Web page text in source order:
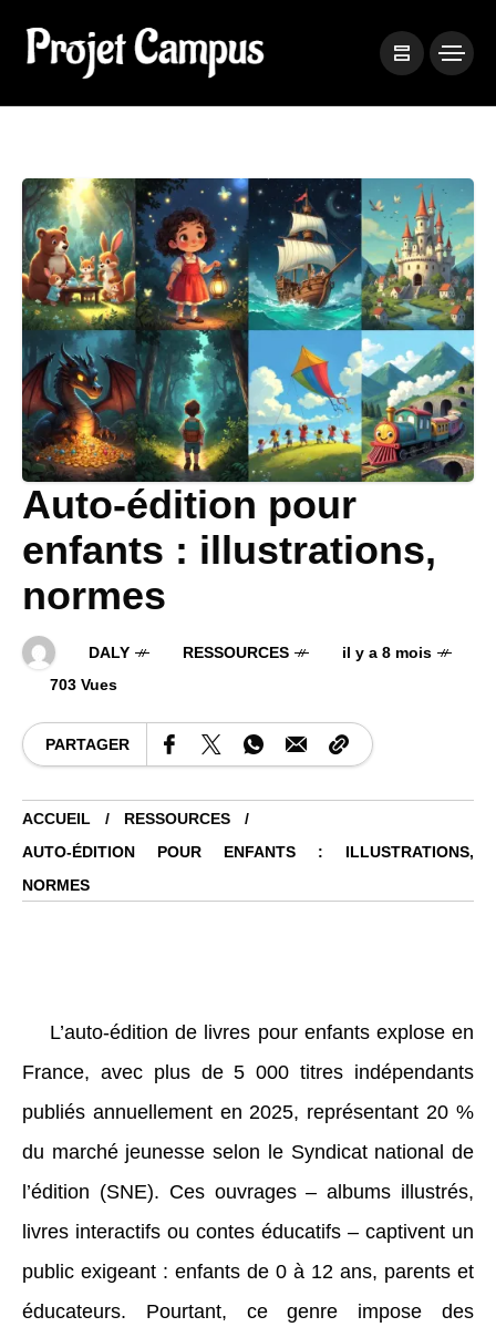
Auto-édition pour
enfants : illustrations,
normes
DALY RESSOURCES
il y a 8 mois
703 Vues
PARTAGER
ACCUEIL
RESSOURCES
AUTO-ÉDITION POUR ENFANTS : ILLUSTRATIONS,
NORMES
L’auto-édition de livres pour enfants explose en
France, avec plus de 5 000 titres indépendants
publiés annuellement en 2025, représentant 20 %
du marché jeunesse selon le Syndicat national de
l’édition (SNE). Ces ouvrages – albums illustrés,
livres interactifs ou contes éducatifs – captivent un
public exigeant : enfants de 0 à 12 ans, parents et
éducateurs. Pourtant, ce genre impose des